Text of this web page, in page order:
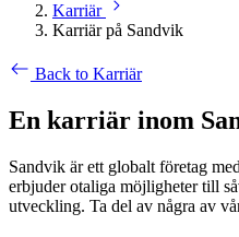
Karriär
Karriär på Sandvik
Back to Karriär
En karriär inom
Sandvik är ett globalt företag
erbjuder otaliga möjligheter till
utveckling. Ta del av några av